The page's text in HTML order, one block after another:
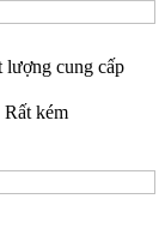
lượng cung cấp
Rất kém